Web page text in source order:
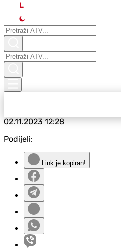
L
02.11.202312:28
Podijeli:
Link je kopiran!